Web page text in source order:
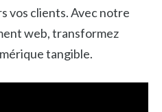
vos clients. Avec notre
web, transformez
tangible.